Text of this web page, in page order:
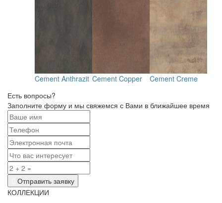
Cement Anthrazit Cement Copper Cement Creme
Есть вопросы?
Заполните форму и мы свяжемся с Вами в ближайшее время
Отправить заявку
КОЛЛЕКЦИИ